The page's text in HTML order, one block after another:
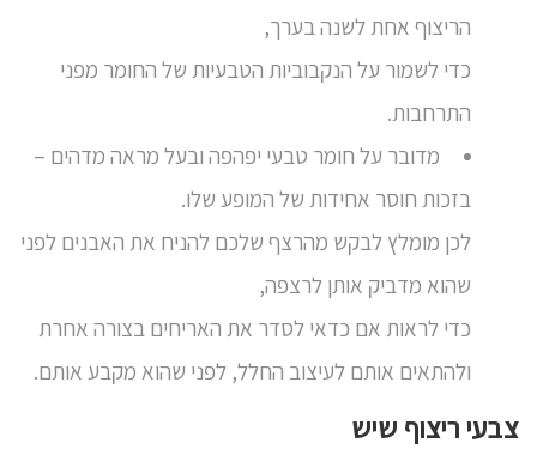
הריצוף אחת לשנה בערך,
כדי לשמור על הנקבוביות הטבעיות של החומר מפני
התרחבות.
מדובר על חומר טבעי יפהפה ובעל מראה מדהים –
בזכות חוסר אחידות של המופע שלו.
לכן מומלץ לבקש מהרצף שלכם להניח את האבנים לפני
שהוא מדביק אותן לרצפה,
כדי לראות אם כדאי לסדר את האריחים בצורה אחרת
ולהתאים אותם לעיצוב החלל, לפני שהוא מקבע אותם.
צבעי ריצוף שיש